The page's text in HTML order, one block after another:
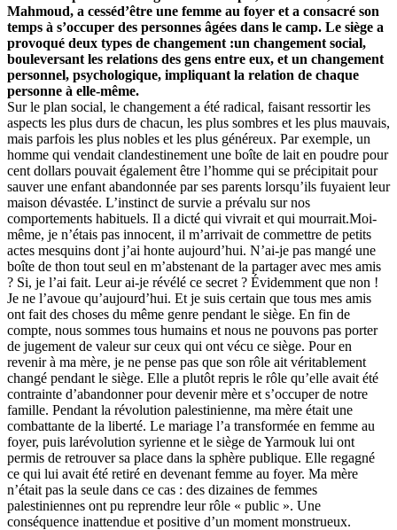
Mahmoud, a cesséd’être une femme au foyer et a consacré son
temps à s’occuper des personnes âgées dans le camp. Le siège a
provoqué deux types de changement :un changement social,
bouleversant les relations des gens entre eux, et un changement
personnel, psychologique, impliquant la relation de chaque
personne à elle-même.
Sur le plan social, le changement a été radical, faisant ressortir les
aspects les plus durs de chacun, les plus sombres et les plus mauvais,
mais parfois les plus nobles et les plus généreux. Par exemple, un
homme qui vendait clandestinement une boîte de lait en poudre pour
cent dollars pouvait également être l’homme qui se précipitait pour
sauver une enfant abandonnée par ses parents lorsqu’ils fuyaient leur
maison dévastée. L’instinct de survie a prévalu sur nos
comportements habituels. Il a dicté qui vivrait et qui mourrait.Moi-
même, je n’étais pas innocent, il m’arrivait de commettre de petits
actes mesquins dont j’ai honte aujourd’hui. N’ai-je pas mangé une
boîte de thon tout seul en m’abstenant de la partager avec mes amis
? Si, je l’ai fait. Leur ai-je révélé ce secret ? Évidemment que non !
Je ne l’avoue qu’aujourd’hui. Et je suis certain que tous mes amis
ont fait des choses du même genre pendant le siège. En fin de
compte, nous sommes tous humains et nous ne pouvons pas porter
de jugement de valeur sur ceux qui ont vécu ce siège. Pour en
revenir à ma mère, je ne pense pas que son rôle ait véritablement
changé pendant le siège. Elle a plutôt repris le rôle qu’elle avait été
contrainte d’abandonner pour devenir mère et s’occuper de notre
famille. Pendant la révolution palestinienne, ma mère était une
combattante de la liberté. Le mariage l’a transformée en femme au
foyer, puis larévolution syrienne et le siège de Yarmouk lui ont
permis de retrouver sa place dans la sphère publique. Elle regagné
ce qui lui avait été retiré en devenant femme au foyer. Ma mère
n’était pas la seule dans ce cas : des dizaines de femmes
palestiniennes ont pu reprendre leur rôle « public ». Une
conséquence inattendue et positive d’un moment monstrueux.